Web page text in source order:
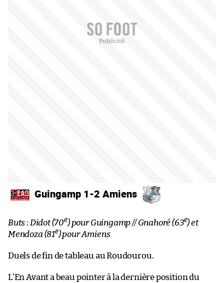
Guingamp 1-2 Amiens
Buts : Didot (70e) pour Guingamp // Gnahoré (63e) et
Mendoza (81e) pour Amiens
Duels de fin de tableau au Roudourou.
L’En Avant a beau pointer à la dernière position du